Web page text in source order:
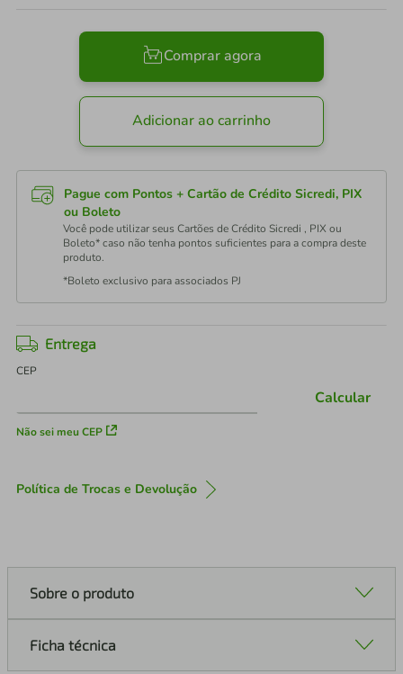
Comprar agora
Adicionar ao carrinho
Pague com Pontos + Cartão de Crédito Sicredi, PIX
ou Boleto
Você pode utilizar seus Cartões de Crédito Sicredi , PIX ou
Boleto* caso não tenha pontos suficientes para a compra deste
produto.
*Boleto exclusivo para associados PJ
Entrega
CEP
Não sei meu CEP
Calcular
Política de Trocas e Devolução
Sobre o produto
Ficha técnica